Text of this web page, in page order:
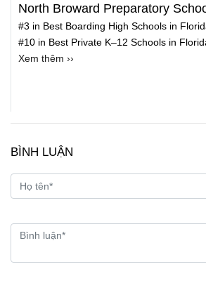
North Broward Preparatory
#3 in Best Boarding High Schools in
#10 in Best Private K–12 Schools in
Xem thêm ››
BÌNH LUẬN